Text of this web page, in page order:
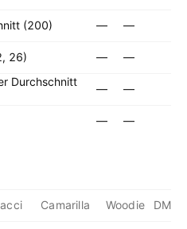
(200) — —
26) —
—
Durchschnitt
— —
— —
Camarilla Woodie DM